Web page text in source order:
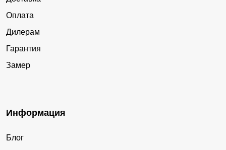
Оплата
Дилерам
Гарантия
Замер
Информация
Блог